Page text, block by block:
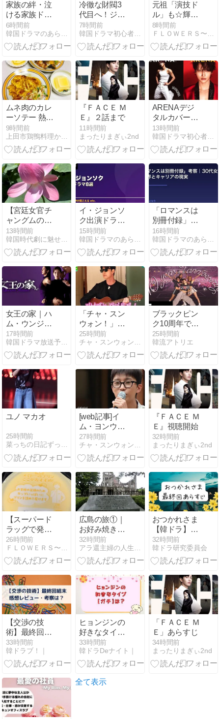
家族の絆・泣
ける家族ドラ
マ韓国おすす
め10選【応答
せよ1988・私
ウチの夫は記
憶障害など感
動の家族物語
傑作まとめ】
6時間前
冷徹な財閥3
代目へ！ジュ
ノが
Netflix『バイ
キング』での
ュ・ジフンと
の共演を語る
7時間前
韓国ドラマ初心者向けファンタジー＆情報館
元祖「演技ド
ル」も☆輝く
オーラをまと
う【【韓国俳
優】王様役が
ン俳優6選part
２】
8時間前
ムネ肉のカレ
ーソテー 熱い
ときはカレー
味も オススメ
ですよ！
9時間前
上田市鶏鴨料理かぶらや家族社中FC2ブログ
『ＦＡＣＥ Ｍ
Ｅ』２話まで
11時間前
まったりまぎぃ2nd
ARENAデジ
タルカバーに
登場！ATEEZ
ソンファが語
るグラビアの
13時間前
韓国ドラマ初心者向けファンタジー＆情報館
【宮廷女官チ
ャングムの誓
い】チャング
ムはチェ一族
の「呪いの
巻き込まれ
る！
13時間前
韓国時代劇に魅せられて その時代の世界は？
イ・ジョンソ
ク出演ドラマ
おすすめ8選
【あなたが眠
っている間
異邦人・Wな
ど天才演技派
俳優の代表作
完全版2026年
版】
15時間前
韓国ドラマのあらすじ・ネタバレ！
「ロマンスは
別冊付録」考
察｜30代女性
の再起・出版
業界とキャリ
16時間前
韓国ドラマのあらすじ・ネタバレ！
女王の家｜ハ
ム・ウンジョ
ン主演！あら
すじ・キャス
ト・視聴率
17時間前
韓国ドラマ放送予定をチェック！
「チャ・スン
ウォン！」今
週のまとめ記
事（2026年8
月2週）
25時間前
チャ・スンウォン！ 非公式ファンサイト
ブラックピン
ク10周年で何
があった？イ
ベント炎上理
由とジス謝罪
25時間前
韓流アトリエ
ユノ マカオ
25時間前
菜っちの日記ずっと東方神起
[web記事]イ
ム・ヨンウ
ン、最後の山
奥コンサート..
チャ・スンウ
フン「最高級
ライブ」に感
嘆（『山奥の
独身ヒーロ
ー』）
27時間前
チャ・スンウォン！ 非公式ファンサイト
『ＦＡＣＥ Ｍ
Ｅ』視聴開始
32時間前
まったりまぎぃ2nd
【スーパード
ラッグで発
見！なめらか
プリンの口溶
けがすごい理
瞬☆
26時間前
ＦＬＯＷＥＲＳ〜めぐみの夢恋語り〜ブログで小説やってます！
広島の旅①｜
お好み焼きと
宮島と原爆ド
ーム
32時間前
アラ還主婦の人生いろいろ
おつかれさま
【韓ドラ】最
終回結末はエ
スンの夢叶
う？あらすじ
想・考察も！
32時間前
韓ドラ研究委員会
【交渉の技
術】最終回結
末と感想レビ
ュー・考察
は？ラストは
痛快？！
33時間前
韓ドラブ！｜
ヒョンジンの
好きなタイプ
【ガチ】は？
年上好き？好
きな髪型や女
調べてみた
33時間前
韓ドラDeナイト｜
「ＦＡＣＥ Ｍ
Ｅ」あらすじ
34時間前
まったりまぎぃ2nd
全て表示